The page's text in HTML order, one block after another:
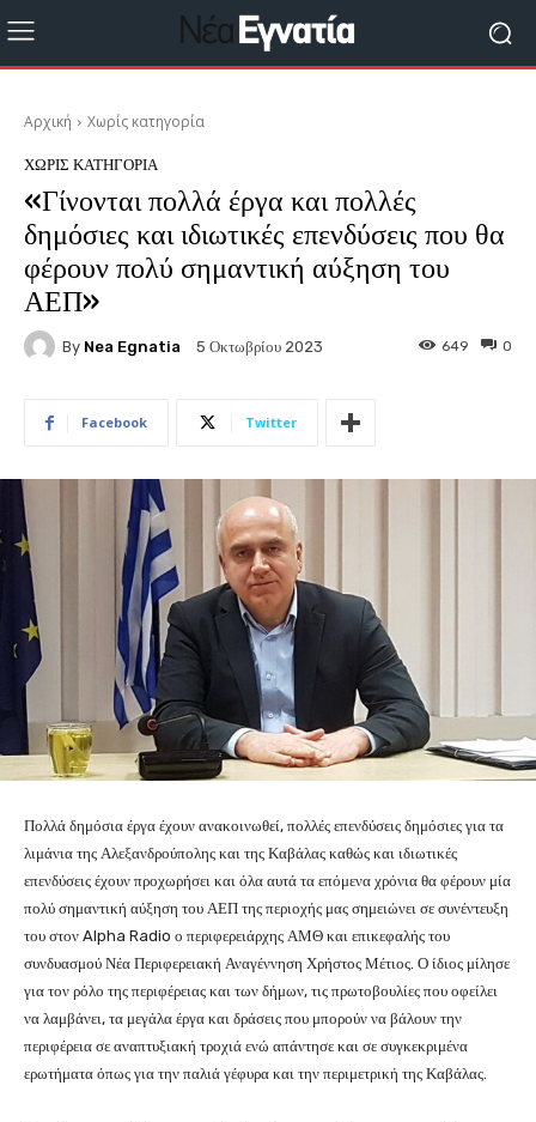
Αρχική Χωρίς κατηγορία
ΧΩΡΊΣ ΚΑΤΗΓΟΡΊΑ
«Γίνονται πολλά έργα και πολλές
δημόσιες και ιδιωτικές επενδύσεις που θα
φέρουν πολύ σημαντική αύξηση του
ΑΕΠ»
By Nea Egnatia 5 Οκτωβρίου 2023 0
649
Facebook Twitter
Πολλά δημόσια έργα έχουν ανακοινωθεί, πολλές επενδύσεις δημόσιες για τα
λιμάνια της Αλεξανδρούπολης και της Καβάλας καθώς και ιδιωτικές
επενδύσεις έχουν προχωρήσει και όλα αυτά τα επόμενα χρόνια θα φέρουν μία
πολύ σημαντική αύξηση του ΑΕΠ της περιοχής μας σημειώνει σε συνέντευξη
του στον Alpha Radio ο περιφερειάρχης ΑΜΘ και επικεφαλής του
συνδυασμού Νέα Περιφερειακή Αναγέννηση Χρήστος Μέτιος. Ο ίδιος μίλησε
για τον ρόλο της περιφέρειας και των δήμων, τις πρωτοβουλίες που οφείλει
να λαμβάνει, τα μεγάλα έργα και δράσεις που μπορούν να βάλουν την
περιφέρεια σε αναπτυξιακή τροχιά ενώ απάντησε και σε συγκεκριμένα
ερωτήματα όπως για την παλιά γέφυρα και την περιμετρική της Καβάλας.